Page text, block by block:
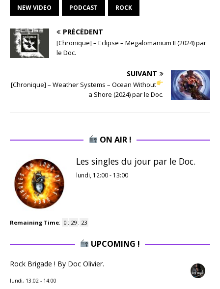
NEW VIDEO PODCAST ROCK
PRÉCÉDENT
[Chronique] – Eclipse – Megalomanium II (2024) par
le Doc.
SUIVANT
[Chronique] – Weather Systems – Ocean Without
a Shore (2024) par le Doc.
ON AIR !
Les singles du jour par le Doc.
lundi, 12:00- 13:00
Remaining Time: 0 : 29 : 23
UPCOMING !
Rock Brigade ! By Doc Olivier.
lundi, 13:02 - 14:00